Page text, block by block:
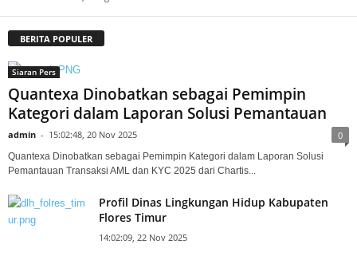
BERITA POPULER
Siaran Pers
Quantexa Dinobatkan sebagai Pemimpin
Kategori dalam Laporan Solusi Pemantauan
admin - 15:02:48, 20 Nov 2025 0
Quantexa Dinobatkan sebagai Pemimpin Kategori dalam Laporan Solusi
Pemantauan Transaksi AML dan KYC 2025 dari Chartis...
Profil Dinas Lingkungan Hidup Kabupaten
Flores Timur
14:02:09, 22 Nov 2025